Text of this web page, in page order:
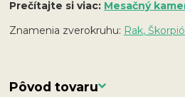
Prečítajte si viac: Mesačný
Znamenia zverokruhu: Rak,
Pôvod tovaru